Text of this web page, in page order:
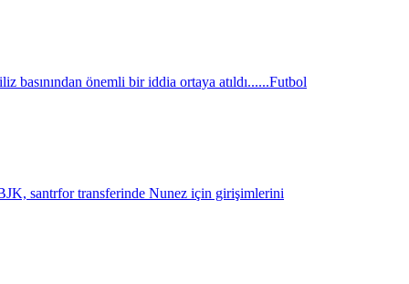
basınından önemli bir iddia ortaya atıldı......Futbol
santrfor transferinde Nunez için girişimlerini